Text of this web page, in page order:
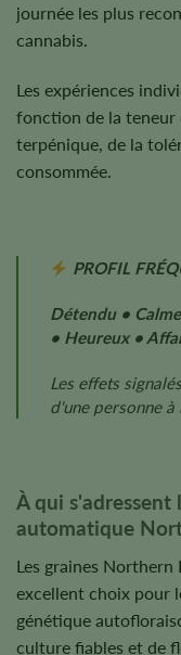
journée les plus
cannabis.
Les expériences
fonction de la teneur
terpénique, de la
consommée.
PROFIL
Détendu •
• Heureux •
Les effets
d'une personne à
À qui s'adressent
automatique
Les graines
excellent choix pour
génétique
culture fiables et de